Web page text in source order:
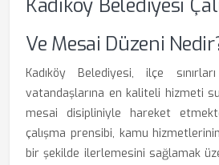
Kadıköy Belediyesi
Ve Mesai Düzeni
Kadıköy Belediyesi, ilçe
vatandaşlarına en kaliteli hizmeti
mesai disipliniyle hareket
çalışma prensibi, kamu
bir şekilde ilerlemesini sağlamak